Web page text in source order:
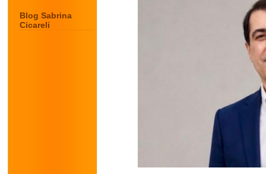
Blog Sabrina
Cicareli